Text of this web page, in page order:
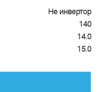
Не инвертор
140
14.0
15.0